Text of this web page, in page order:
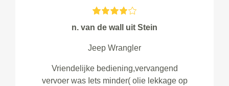
n. van de wall uit Stein
Jeep Wrangler
Vriendelijke bediening,vervangend
vervoer was Iets minder( olie lekkage op